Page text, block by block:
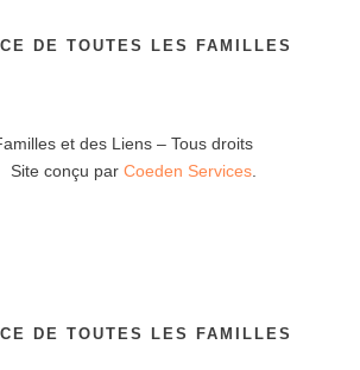
DE TOUTES LES FAMILLES
et des Liens – Tous droits
conçu par Coeden Services.
DE TOUTES LES FAMILLES